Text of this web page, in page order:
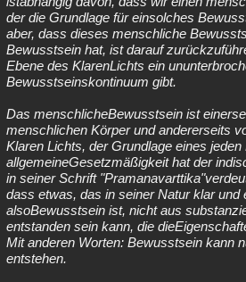
der die Grundlage für einsolches
aber, dass dieses menschliche
Bewusstsein hat, ist darauf
Ebene des KlarenLichts ein
Bewusstseinskontinuum gibt.
Das menschlicheBewusstsein ist
menschlichen Körper und andererseits
Klaren Lichts, der Grundlage eines
allgemeineGesetzmäßigkeit hat der
in seiner Schrift
dass etwas, das in seiner Natur klar und
alsoBewusstsein ist, nicht aus
entstanden sein kann, die
Mit anderen Worten: Bewusstsein kann
entstehen.